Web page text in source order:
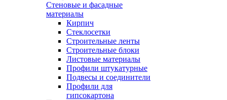
Стеновые и фасадные
материалы
Кирпич
Стеклосетки
Строительные ленты
Строительные блоки
Листовые материалы
Профили штукатурные
Подвесы и соединители
Профили для
гипсокартона